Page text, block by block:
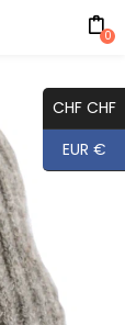
0
CHF CHF
EUR €